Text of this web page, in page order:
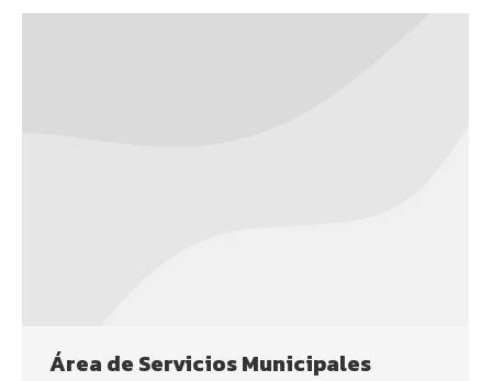
Área de Servicios Municipales